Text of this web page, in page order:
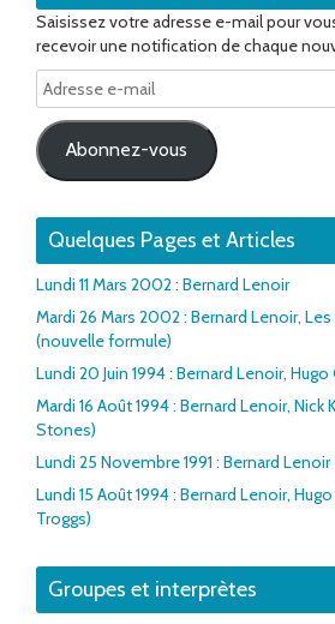
Saisissez votre adresse e-mail pour
recevoir une notification de chaque
Adresse
e-
mail
Abonnez-vous
Quelques Pages et Articles
Lundi 11 Mars 2002 : Bernard Lenoir
Mardi 26 Mars 2002 : Bernard Lenoir,
(nouvelle formule)
Lundi 20 Juin 1994 : Bernard Lenoir,
Mardi 16 Août 1994 : Bernard Lenoir, Nick
Stones)
Lundi 25 Novembre 1991 : Bernard Lenoir
Lundi 15 Août 1994 : Bernard Lenoir,
Troggs)
Groupes et interprètes